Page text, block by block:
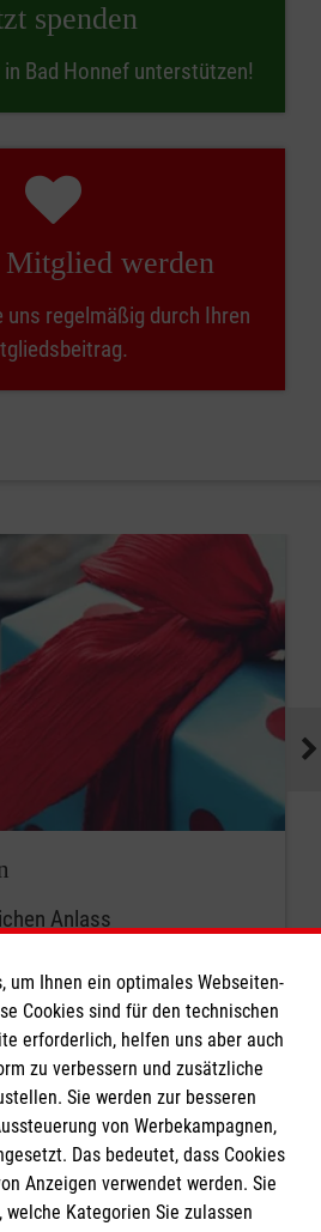
spenden
Bad Honnef unterstützen!
Mitglied werden
uns regelmäßig durch Ihren
Anlass
um Ihnen ein optimales Webseiten-
Cookies sind für den technischen
erforderlich, helfen uns aber auch
zu verbessern und zusätzliche
Sie werden zur besseren
von Werbekampagnen,
Das bedeutet, dass Cookies
Anzeigen verwendet werden. Sie
Kategorien Sie zulassen